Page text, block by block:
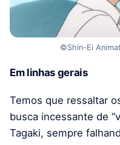
©Shin-Ei
Em linhas gerais
Temos que ressaltar
busca incessante de
Tagaki, sempre